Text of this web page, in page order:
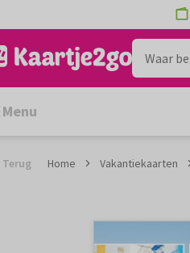
Menu
Terug Home Vakantiekaarten